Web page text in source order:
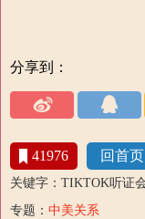
分享到：
41976 回首页
关键字：TIKTOK听证
专题： 中美关系